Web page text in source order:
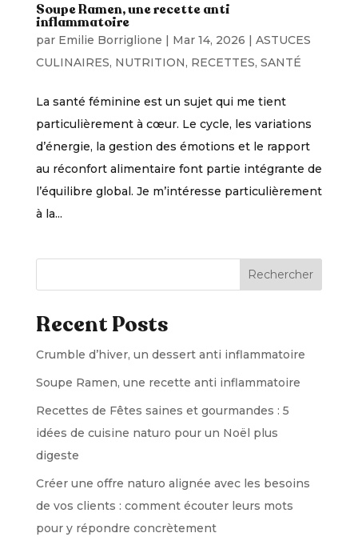
Soupe Ramen, une recette anti
inflammatoire
par Emilie Borriglione | Mar 14, 2026 | ASTUCES
CULINAIRES, NUTRITION, RECETTES, SANTÉ
La santé féminine est un sujet qui me tient
particulièrement à cœur. Le cycle, les variations
d’énergie, la gestion des émotions et le rapport
au réconfort alimentaire font partie intégrante de
l’équilibre global. Je m’intéresse particulièrement
à la...
Rechercher
Recent Posts
Crumble d’hiver, un dessert anti inflammatoire
Soupe Ramen, une recette anti inflammatoire
Recettes de Fêtes saines et gourmandes : 5
idées de cuisine naturo pour un Noël plus
digeste
Créer une offre naturo alignée avec les besoins
de vos clients : comment écouter leurs mots
pour y répondre concrètement